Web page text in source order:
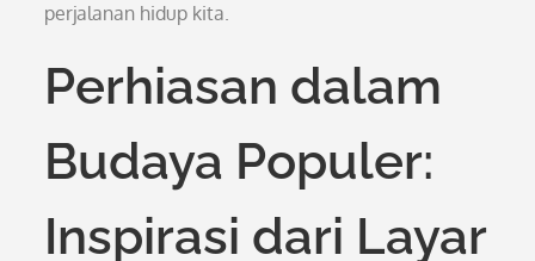
perjalanan hidup kita.
Perhiasan dalam
Budaya Populer:
Inspirasi dari Layar